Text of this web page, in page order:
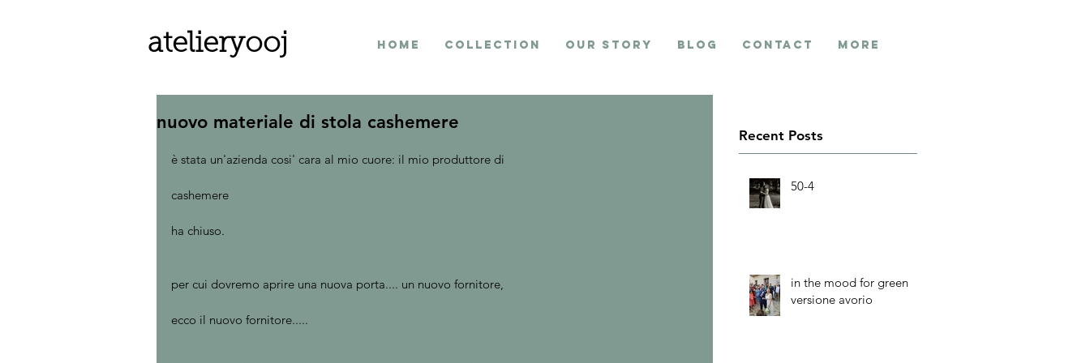
atelieryooj Home collection Our Story Blog contact More
nuovo materiale di stola cashemere
è stata un'azienda cosi' cara al mio cuore: il mio produttore di
cashemere
ha chiuso.
per cui dovremo aprire una nuova porta.... un nuovo fornitore,
ecco il nuovo fornitore.....
Recent Posts
50-4
in the mood for green
versione avorio